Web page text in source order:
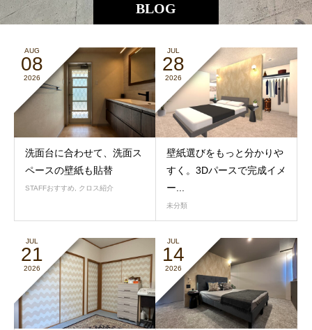
BLOG
AUG
08
2026
洗面台に合わせて、洗面ス
ペースの壁紙も貼替
STAFFおすすめ, クロス紹介
JUL
28
2026
壁紙選びをもっと分かりや
すく。3Dパースで完成イメ
ー...
未分類
JUL
21
2026
JUL
14
2026